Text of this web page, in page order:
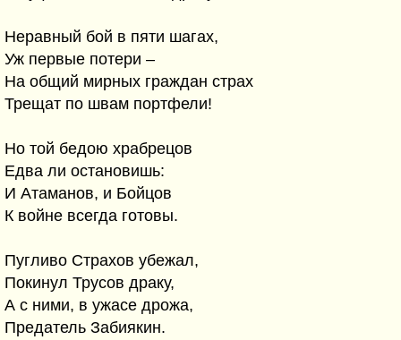
Неравный бой в пяти шагах,
Уж первые потери –
На общий мирных граждан страх
Трещат по швам портфели!
Но той бедою храбрецов
Едва ли остановишь:
И Атаманов, и Бойцов
К войне всегда готовы.
Пугливо Страхов убежал,
Покинул Трусов драку,
А с ними, в ужасе дрожа,
Предатель Забиякин.